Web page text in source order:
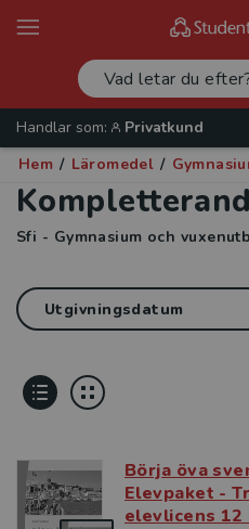
Handlar som:
Privatkund
Hem / Läromedel /
Sfi - Gymnasium och
Börja öva
Elevpaket -
elevlicens 12